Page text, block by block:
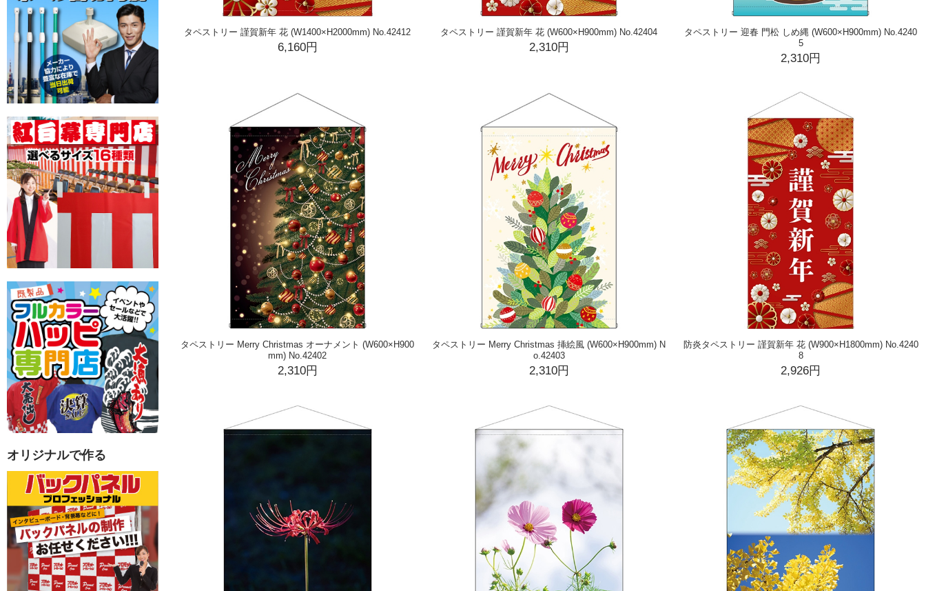
オリジナルで作る
タペストリー 謹賀新年 花 (W1400×H2000mm) No.42412
6,160円
タペストリー 謹賀新年 花 (W600×H900mm) No.42404
2,310円
タペストリー 迎春 門松 しめ縄 (W600×H900mm) No.4240
5
2,310円
タペストリー Merry Christmas オーナメント (W600×H900
mm) No.42402
2,310円
タペストリー Merry Christmas 挿絵風 (W600×H900mm) N
o.42403
2,310円
防炎タペストリー 謹賀新年 花 (W900×H1800mm) No.4240
8
2,926円